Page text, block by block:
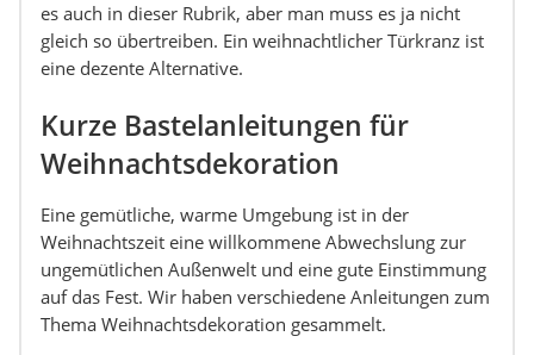
es auch in dieser Rubrik, aber man muss es ja nicht
gleich so übertreiben. Ein weihnachtlicher Türkranz ist
eine dezente Alternative.
Kurze Bastelanleitungen für
Weihnachtsdekoration
Eine gemütliche, warme Umgebung ist in der
Weihnachtszeit eine willkommene Abwechslung zur
ungemütlichen Außenwelt und eine gute Einstimmung
auf das Fest. Wir haben verschiedene Anleitungen zum
Thema Weihnachtsdekoration gesammelt.